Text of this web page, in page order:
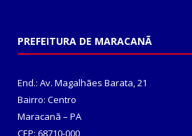
PREFEITURA DE MARACANÃ
End.: Av. Magalhães Barata, 21
Bairro: Centro
Maracanã – PA
CEP: 68710-000